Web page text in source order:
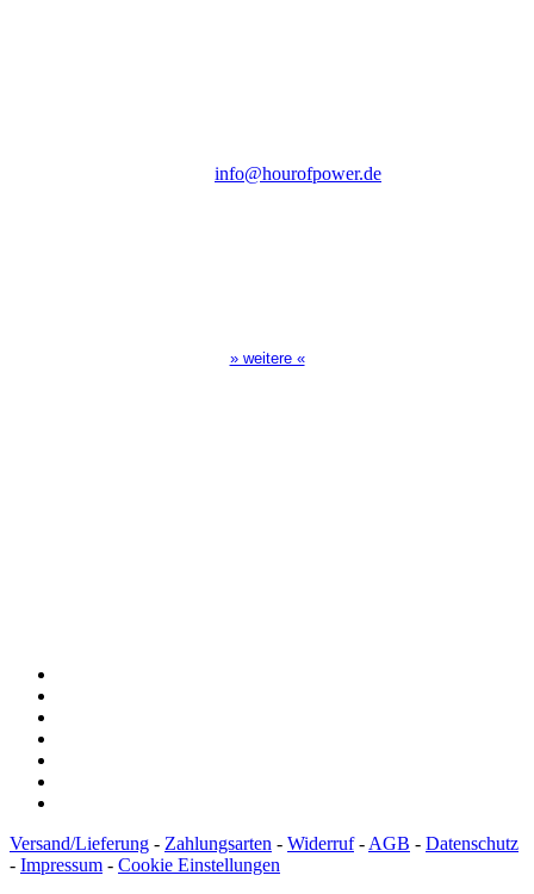
info@hourofpower.de
» weitere «
Versand/Lieferung - Zahlungsarten - Widerruf- AGB - Datenschutz
- Impressum - Cookie Einstellungen